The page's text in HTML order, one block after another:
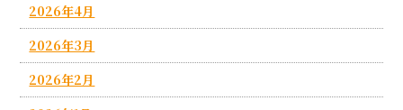
2026年4月
2026年3月
2026年2月